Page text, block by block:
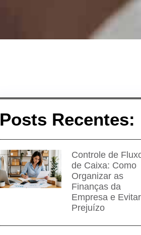
Posts Recentes:
Controle de
de Caixa: Como
Organizar as
Finanças da
Empresa e Evitar
Prejuízo